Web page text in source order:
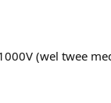
(wel twee